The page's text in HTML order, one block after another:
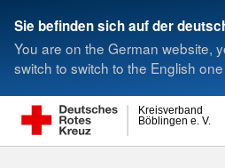
Sie befinden sich auf der
You are on the German website,
switch to switch to the English one
Böblingen e. V.
Kreisverband